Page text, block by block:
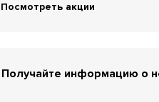
Посмотреть акции
Получайте информацию о